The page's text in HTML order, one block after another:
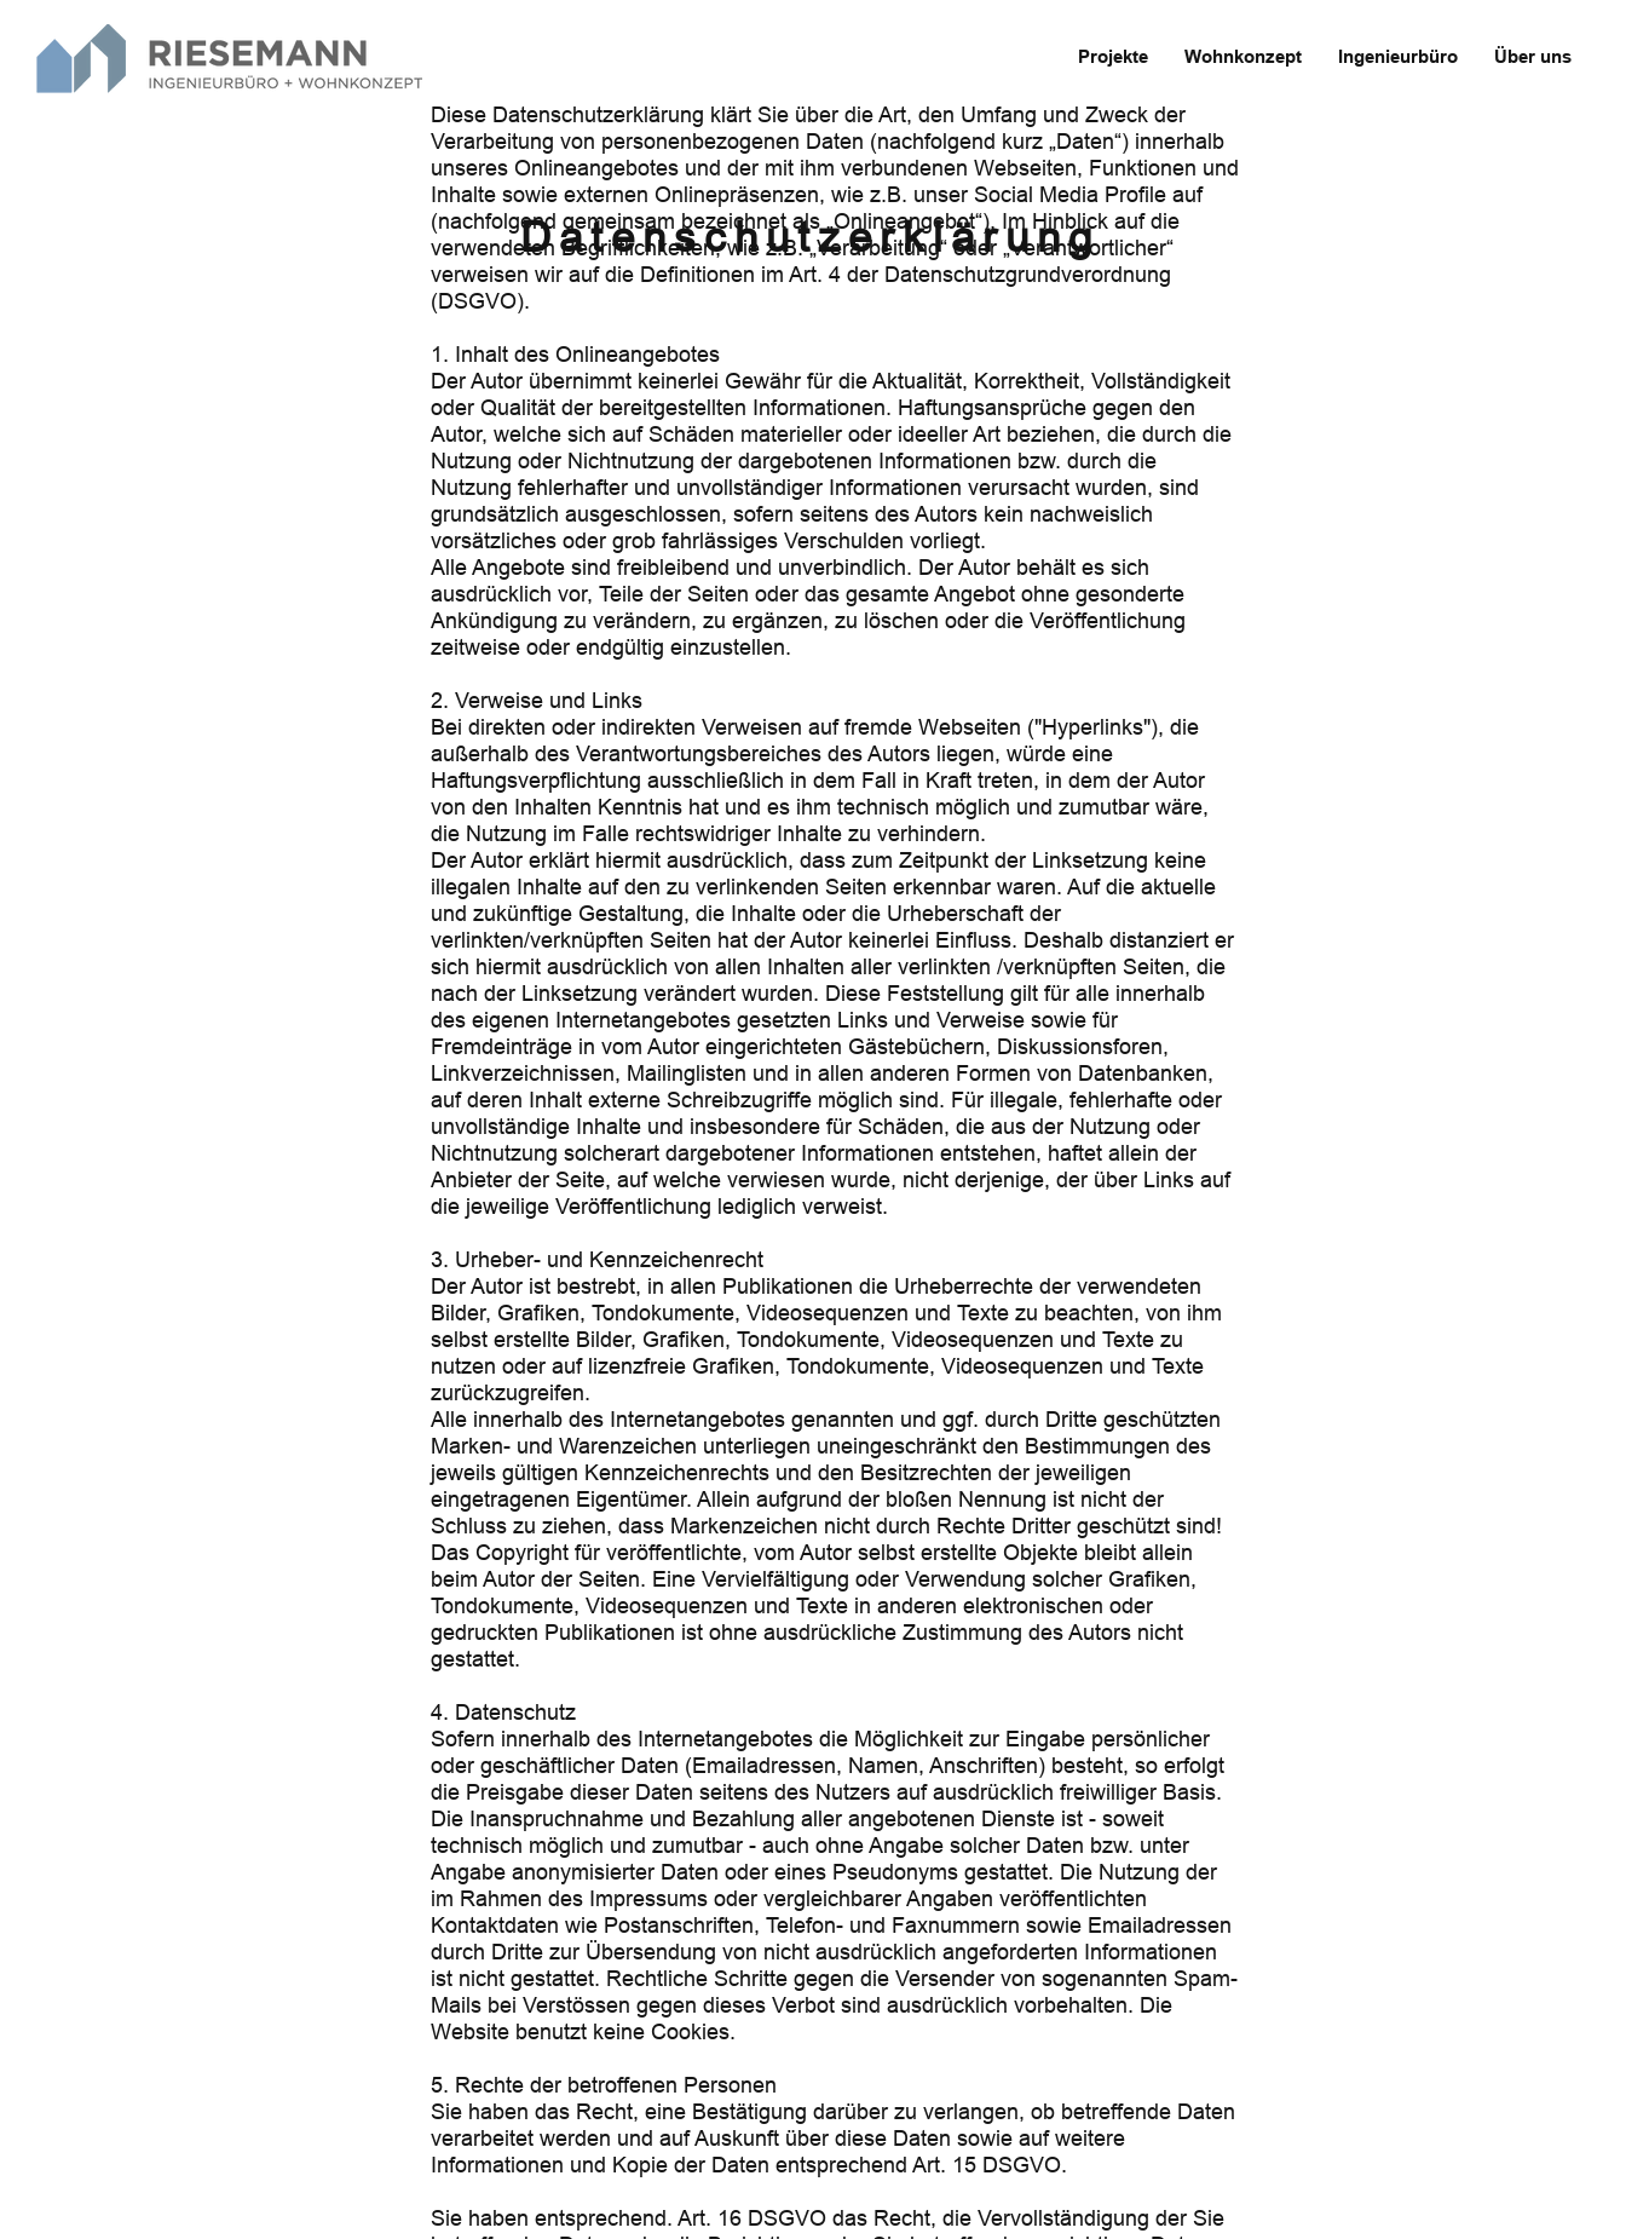
Projekte Wohnkonzept Ingenieurbüro Über uns
Datenschutzerklärung
Diese Datenschutzerklärung klärt Sie über die Art, den Umfang und Zweck der
Verarbeitung von personenbezogenen Daten (nachfolgend kurz „Daten“) innerhalb
unseres Onlineangebotes und der mit ihm verbundenen Webseiten, Funktionen und
Inhalte sowie externen Onlinepräsenzen, wie z.B. unser Social Media Profile auf
(nachfolgend gemeinsam bezeichnet als „Onlineangebot“). Im Hinblick auf die
verwendeten Begrifflichkeiten, wie z.B. „Verarbeitung“ oder „Verantwortlicher“
verweisen wir auf die Definitionen im Art. 4 der Datenschutzgrundverordnung
(DSGVO).
1. Inhalt des Onlineangebotes
Der Autor übernimmt keinerlei Gewähr für die Aktualität, Korrektheit, Vollständigkeit
oder Qualität der bereitgestellten Informationen. Haftungsansprüche gegen den
Autor, welche sich auf Schäden materieller oder ideeller Art beziehen, die durch die
Nutzung oder Nichtnutzung der dargebotenen Informationen bzw. durch die
Nutzung fehlerhafter und unvollständiger Informationen verursacht wurden, sind
grundsätzlich ausgeschlossen, sofern seitens des Autors kein nachweislich
vorsätzliches oder grob fahrlässiges Verschulden vorliegt.
Alle Angebote sind freibleibend und unverbindlich. Der Autor behält es sich
ausdrücklich vor, Teile der Seiten oder das gesamte Angebot ohne gesonderte
Ankündigung zu verändern, zu ergänzen, zu löschen oder die Veröffentlichung
zeitweise oder endgültig einzustellen.
2. Verweise und Links
Bei direkten oder indirekten Verweisen auf fremde Webseiten ("Hyperlinks"), die
außerhalb des Verantwortungsbereiches des Autors liegen, würde eine
Haftungsverpflichtung ausschließlich in dem Fall in Kraft treten, in dem der Autor
von den Inhalten Kenntnis hat und es ihm technisch möglich und zumutbar wäre,
die Nutzung im Falle rechtswidriger Inhalte zu verhindern.
Der Autor erklärt hiermit ausdrücklich, dass zum Zeitpunkt der Linksetzung keine
illegalen Inhalte auf den zu verlinkenden Seiten erkennbar waren. Auf die aktuelle
und zukünftige Gestaltung, die Inhalte oder die Urheberschaft der
verlinkten/verknüpften Seiten hat der Autor keinerlei Einfluss. Deshalb distanziert er
sich hiermit ausdrücklich von allen Inhalten aller verlinkten /verknüpften Seiten, die
nach der Linksetzung verändert wurden. Diese Feststellung gilt für alle innerhalb
des eigenen Internetangebotes gesetzten Links und Verweise sowie für
Fremdeinträge in vom Autor eingerichteten Gästebüchern, Diskussionsforen,
Linkverzeichnissen, Mailinglisten und in allen anderen Formen von Datenbanken,
auf deren Inhalt externe Schreibzugriffe möglich sind. Für illegale, fehlerhafte oder
unvollständige Inhalte und insbesondere für Schäden, die aus der Nutzung oder
Nichtnutzung solcherart dargebotener Informationen entstehen, haftet allein der
Anbieter der Seite, auf welche verwiesen wurde, nicht derjenige, der über Links auf
die jeweilige Veröffentlichung lediglich verweist.
3. Urheber- und Kennzeichenrecht
Der Autor ist bestrebt, in allen Publikationen die Urheberrechte der verwendeten
Bilder, Grafiken, Tondokumente, Videosequenzen und Texte zu beachten, von ihm
selbst erstellte Bilder, Grafiken, Tondokumente, Videosequenzen und Texte zu
nutzen oder auf lizenzfreie Grafiken, Tondokumente, Videosequenzen und Texte
zurückzugreifen.
Alle innerhalb des Internetangebotes genannten und ggf. durch Dritte geschützten
Marken- und Warenzeichen unterliegen uneingeschränkt den Bestimmungen des
jeweils gültigen Kennzeichenrechts und den Besitzrechten der jeweiligen
eingetragenen Eigentümer. Allein aufgrund der bloßen Nennung ist nicht der
Schluss zu ziehen, dass Markenzeichen nicht durch Rechte Dritter geschützt sind!
Das Copyright für veröffentlichte, vom Autor selbst erstellte Objekte bleibt allein
beim Autor der Seiten. Eine Vervielfältigung oder Verwendung solcher Grafiken,
Tondokumente, Videosequenzen und Texte in anderen elektronischen oder
gedruckten Publikationen ist ohne ausdrückliche Zustimmung des Autors nicht
gestattet.
4. Datenschutz
Sofern innerhalb des Internetangebotes die Möglichkeit zur Eingabe persönlicher
oder geschäftlicher Daten (Emailadressen, Namen, Anschriften) besteht, so erfolgt
die Preisgabe dieser Daten seitens des Nutzers auf ausdrücklich freiwilliger Basis.
Die Inanspruchnahme und Bezahlung aller angebotenen Dienste ist - soweit
technisch möglich und zumutbar - auch ohne Angabe solcher Daten bzw. unter
Angabe anonymisierter Daten oder eines Pseudonyms gestattet. Die Nutzung der
im Rahmen des Impressums oder vergleichbarer Angaben veröffentlichten
Kontaktdaten wie Postanschriften, Telefon- und Faxnummern sowie Emailadressen
durch Dritte zur Übersendung von nicht ausdrücklich angeforderten Informationen
ist nicht gestattet. Rechtliche Schritte gegen die Versender von sogenannten Spam-
Mails bei Verstössen gegen dieses Verbot sind ausdrücklich vorbehalten. Die
Website benutzt keine Cookies.
5. Rechte der betroffenen Personen
Sie haben das Recht, eine Bestätigung darüber zu verlangen, ob betreffende Daten
verarbeitet werden und auf Auskunft über diese Daten sowie auf weitere
Informationen und Kopie der Daten entsprechend Art. 15 DSGVO.
Sie haben entsprechend. Art. 16 DSGVO das Recht, die Vervollständigung der Sie